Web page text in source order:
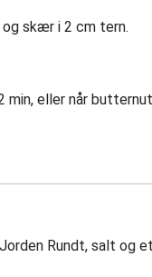
skær i 2 cm tern.
eller når
Rundt, salt og